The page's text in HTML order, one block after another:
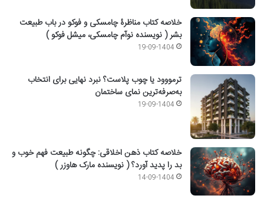
خلاصه کتاب مناظرۀ چامسکی و فوکو در باب طبیعت
بشر ( نویسنده نوآم چامسکی، میشل فوکو )
19-09-1404
ترمووود یا چوب پلاست؟ نبرد نهایی برای انتخاب
به‌صرفه‌ترین نمای ساختمان
19-09-1404
خلاصه کتاب ذهن اخلاقی: چگونه طبیعت فهم خوب و
بد را پدید آورد؟ ( نویسنده مارک هاوزر )
14-09-1404